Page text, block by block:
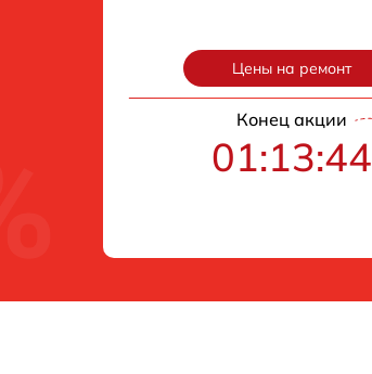
Цены на ремонт
Конец акции
01:13:43